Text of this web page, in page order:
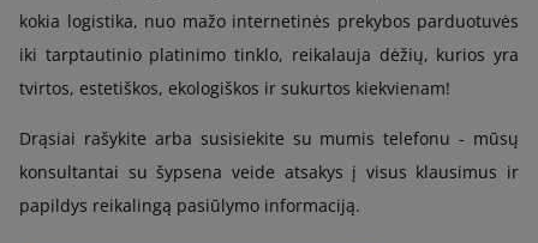
kokia logistika, nuo mažo internetinės prekybos parduotuvės
iki tarptautinio platinimo tinklo, reikalauja dėžių, kurios yra
tvirtos, estetiškos, ekologiškos ir sukurtos kiekvienam!
Drąsiai rašykite arba susisiekite su mumis telefonu - mūsų
konsultantai su šypsena veide atsakys į visus klausimus ir
papildys reikalingą pasiūlymo informaciją.